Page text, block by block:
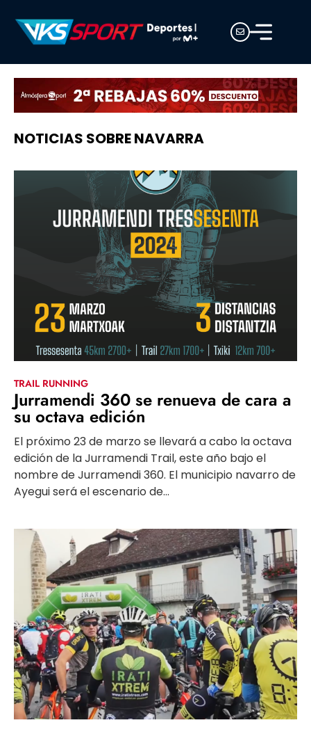
NOTICIAS SOBRE NAVARRA
TRAIL RUNNING
Jurramendi 360 se renueva de cara a
su octava edición
El próximo 23 de marzo se llevará a cabo la octava
edición de la Jurramendi Trail, este año bajo el
nombre de Jurramendi 360. El municipio navarro de
Ayegui será el escenario de...